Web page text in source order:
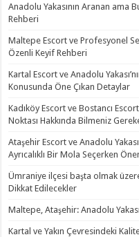
Anadolu Yakasının Aranan ama
Rehberi
Maltepe Escort ve Profesyonel
Özenli Keyif Rehberi
Kartal Escort ve Anadolu
Konusunda Öne Çıkan Detaylar
Kadıköy Escort ve Bostancı
Noktası Hakkında Bilmeniz
Ataşehir Escort ve Anadolu
Ayrıcalıklı Bir Mola Seçerken
Ümraniye ilçesi başta olmak
Dikkat Edilecekler
Maltepe, Ataşehir: Anadolu
Kartal ve Yakın Çevresindeki